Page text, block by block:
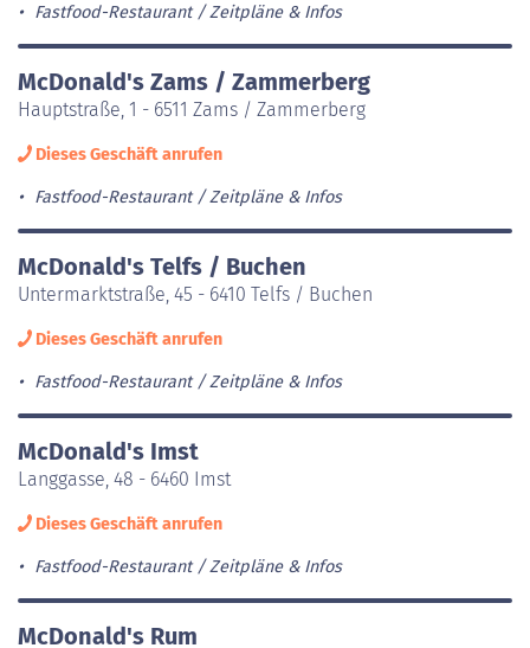
Fastfood-Restaurant Zeitpläne & Infos
McDonald's Zams / Zammerberg
Hauptstraße, 1 - 6511 Zams / Zammerberg
Dieses Geschäft anrufen
Fastfood-Restaurant Zeitpläne & Infos
McDonald's Telfs / Buchen
Untermarktstraße, 45 - 6410 Telfs / Buchen
Dieses Geschäft anrufen
Fastfood-Restaurant Zeitpläne & Infos
McDonald's Imst
Langgasse, 48 - 6460 Imst
Dieses Geschäft anrufen
Fastfood-Restaurant Zeitpläne & Infos
McDonald's Rum